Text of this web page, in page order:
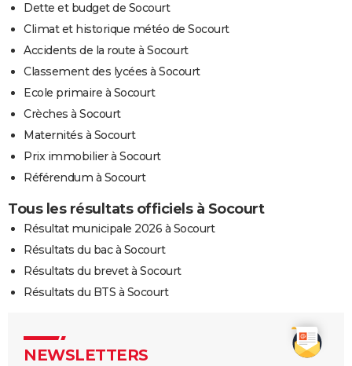
Dette et budget de Socourt
Climat et historique météo de Socourt
Accidents de la route à Socourt
Classement des lycées à Socourt
Ecole primaire à Socourt
Crèches à Socourt
Maternités à Socourt
Prix immobilier à Socourt
Référendum à Socourt
Tous les résultats officiels à Socourt
Résultat municipale 2026 à Socourt
Résultats du bac à Socourt
Résultats du brevet à Socourt
Résultats du BTS à Socourt
NEWSLETTERS